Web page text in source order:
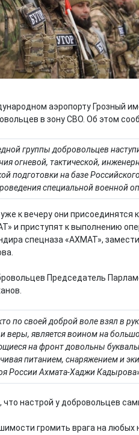
аэропорту Грозный
в зону СВО. Об этом
группы добровольцев
огневой, тактической,
подготовки на базе
специальной военной
к вечеру они
и приступят к выполнению
спецназа «АХМАТ»,
Председатель
по своей доброй воле взял в
веры, является воином на
на фронт довольны
питанием, снаряжением и
России Ахмата-Хаджи
что настрой у добровольцев
громить врага на любых